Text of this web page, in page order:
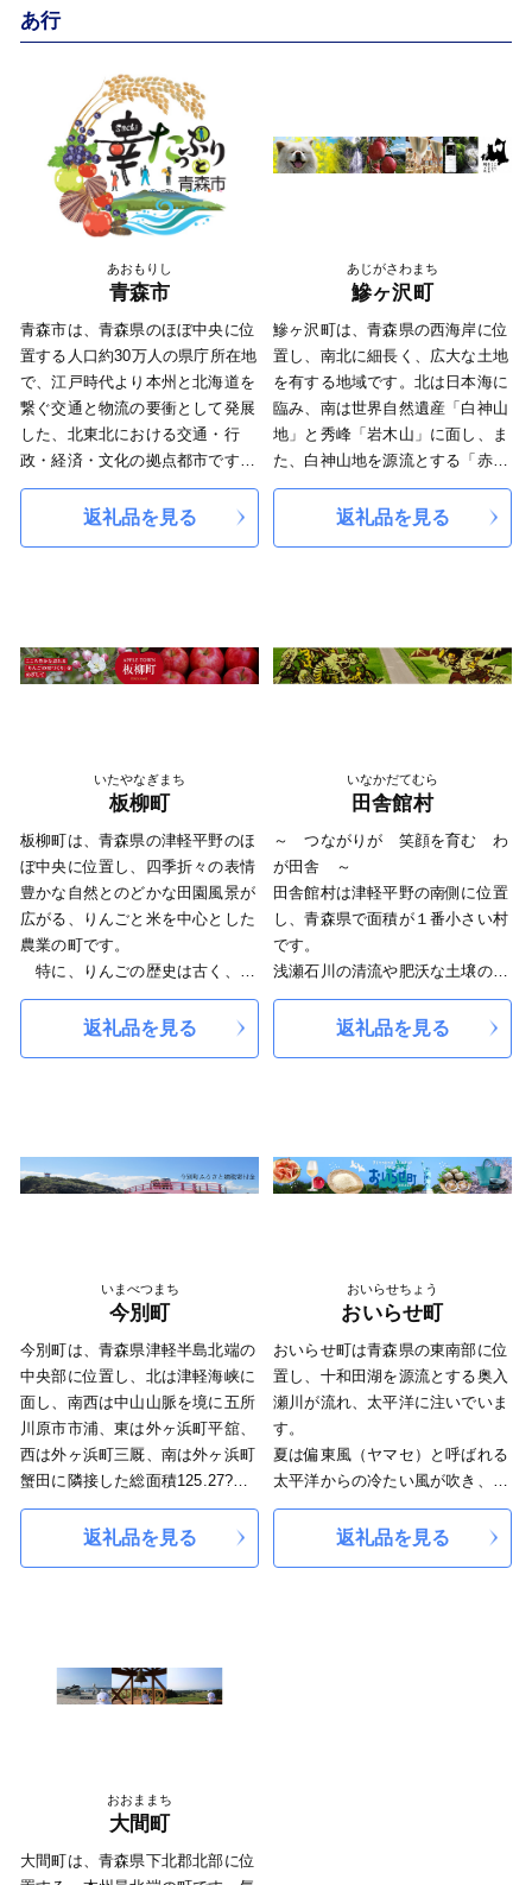
代につないでいくためには、多く
の若者が、青森県で人生を送るこ
らしたい」と思える魅力ある青森
県にしていくことが最も重要で
ふるさと納税を通じて、多くの皆
さんに青森県づくりに参加してい
ただき、青森県の未来を応援して
あ行
あおもりし
青森市
青森市は、青森県のほぼ中央に位
置する人口約30万人の県庁所在地
で、江戸時代より本州と北海道を
繋ぐ交通と物流の要衝として発展
した、北東北における交通・行
政・経済・文化の拠点都市です。
八甲田連峰や陸奥湾などの美しい
自然に囲まれ、りんご、カシス、
ホタテなど豊富な食材に恵まれて
はじめとした縄文遺跡群などの文
化や歴史など、ここにしかない豊
返礼品を見る
あじがさわまち
鰺ヶ沢町
鰺ヶ沢町は、青森県の西海岸に位
置し、南北に細長く、広大な土地
を有する地域です。北は日本海に
臨み、南は世界自然遺産「白神山
地」と秀峰「岩木山」に面し、ま
た、白神山地を源流とする「赤石
川」や岩木山を源流とする「中村
川、鳴沢川」の3河川が海にそそ
ぎ、河川沿いでは人々が生活を営
軽藩発祥の地とされています。藩
政時代には津軽藩の御用港として
化があるとともに、山・川・海に
囲まれ豊かな自然の恵みを享受し
多くの資源を活用し地域振興を図
っています。「世界自然遺産のま
ち」としばしば語られる地域です
が、この町に目を凝らしてみる
と、決して白神山地だけではな
い、光り輝く人々やモノの姿がた
くさん見えてきます。
※庁舎移転のお知らせ
令和3年5月6日から新庁舎移転に
なお、電話番号等に変更はござい
ません。
返礼品を見る
いたやなぎまち
板柳町
板柳町は、青森県の津軽平野のほ
ぼ中央に位置し、四季折々の表情
豊かな自然とのどかな田園風景が
広がる、りんごと米を中心とした
農業の町です。
特に、りんごの歴史は古く、今
からおよそ１４０年前の明治９年
に数本のりんごの苗木が当町に導
で、文字どおり「りんごの里」と
して、板柳はりんごと共に歩んで
ため、全国初の「りんごまるりか
じり条例」を制定、徹底して「り
り組んでいます。
また、平成２９年８月には当町出
身の元高見盛関、振分親方に、
「りんごの里板柳応援大使」に就
任していただき、町特産品の販売
活動などのＰＲ活動を応援しても
らい、「りんごの里板柳」の魅力
や情報を全国に発信しておりま
す。
て参りますので、ご支援、ご協力
をよろしくお願いいたします。
返礼品を見る
いなかだてむら
田舎館村
～ つながりが 笑顔を育む わ
が田舎 ～
田舎館村は津軽平野の南側に位置
し、青森県で面積が１番小さい村
です。
浅瀬石川の清流や肥沃な土壌の恵
みを享受している村は稲作と縁が
深く、国史跡に指定されている垂
続く村に、
『新たな観光資源を』と始めた田
られながら制作精度の向上に努
め、今日国内外から注目を浴び、
くださるまでに発展を遂げること
ができました。
返礼品を見る
いまべつまち
今別町
今別町は、青森県津軽半島北端の
中央部に位置し、北は津軽海峡に
面し、南西は中山山脈を境に五所
川原市市浦、東は外ヶ浜町平舘、
西は外ヶ浜町三厩、南は外ヶ浜町
蟹田に隣接した総面積125.27?の
臨海山村です。沿岸部は昭和50年
に津軽国定公園に指定され、高野
崎からは北海道、下北半島、竜飛
業し、「日本一小さい新幹線の
町」として新たな一歩を歩み始め
返礼品を見る
おいらせちょう
おいらせ町
おいらせ町は青森県の東南部に位
置し、十和田湖を源流とする奥入
瀬川が流れ、太平洋に注いでいま
す。
夏は偏東風（ヤマセ）と呼ばれる
太平洋からの冷たい風が吹き、冬
は気温が低いものの、青森県内で
も雪が少ない地域となっていま
す。
返礼品を見る
おおままち
大間町
大間町は、青森県下北郡北部に位